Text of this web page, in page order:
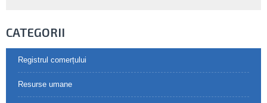
CATEGORII
Registrul comerțului
Resurse umane